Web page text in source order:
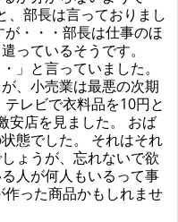
、部長は言っておりまし
・・・部長は仕事のほ
っているそうです。
」と言っていました。
、小売業は最悪の次期
レビで衣料品を10円と
安店を見ました。 おば
態でした。 それはそれ
ょうが、忘れないで欲
人が何人もいるって事
った商品かもしれませ